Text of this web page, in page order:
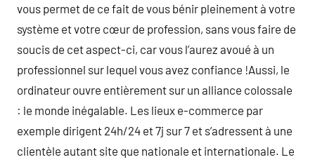
vous permet de ce fait de vous bénir pleinement à votre
système et votre cœur de profession, sans vous faire de
soucis de cet aspect-ci, car vous l’aurez avoué à un
professionnel sur lequel vous avez confiance !Aussi, le
ordinateur ouvre entièrement sur un alliance colossale
: le monde inégalable. Les lieux e-commerce par
exemple dirigent 24h/24 et 7j sur 7 et s’adressent à une
clientèle autant site que nationale et internationale. Le